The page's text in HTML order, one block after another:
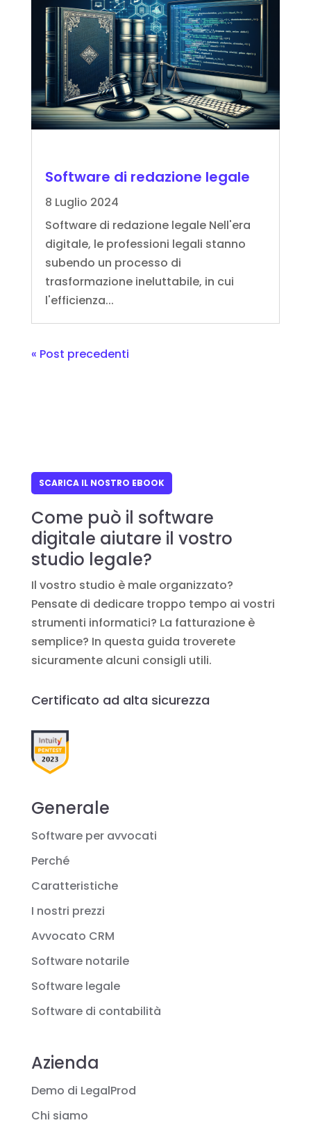
Software di redazione legale
8 Luglio 2024
Software di redazione legale Nell'era
digitale, le professioni legali stanno
subendo un processo di
trasformazione ineluttabile, in cui
l'efficienza...
« Post precedenti
SCARICA IL NOSTRO EBOOK
Come può il software
digitale aiutare il vostro
studio legale?
Il vostro studio è male organizzato?
Pensate di dedicare troppo tempo ai vostri
strumenti informatici? La fatturazione è
semplice? In questa guida troverete
sicuramente alcuni consigli utili.
Certificato ad alta sicurezza
Generale
Software per avvocati
Perché
Caratteristiche
I nostri prezzi
Avvocato CRM
Software notarile
Software legale
Software di contabilità
Azienda
Demo di LegalProd
Chi siamo